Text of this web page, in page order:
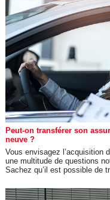
Peut-on transférer son
neuve ?
Vous envisagez l’acquisition
une multitude de questions
Sachez qu’il est possible de